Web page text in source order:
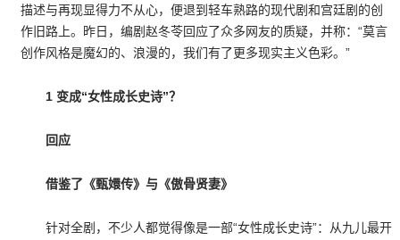
描述与再现显得力不从心，便退到轻车熟路的现代剧和宫廷剧的创
作旧路上。昨日，编剧赵冬苓回应了众多网友的质疑，并称：“莫言
创作风格是魔幻的、浪漫的，我们有了更多现实主义色彩。”
1 变成“女性成长史诗”？
回应
借鉴了《甄嬛传》与《傲骨贤妻》
针对全剧，不少人都觉得像是一部“女性成长史诗”：从九儿最开